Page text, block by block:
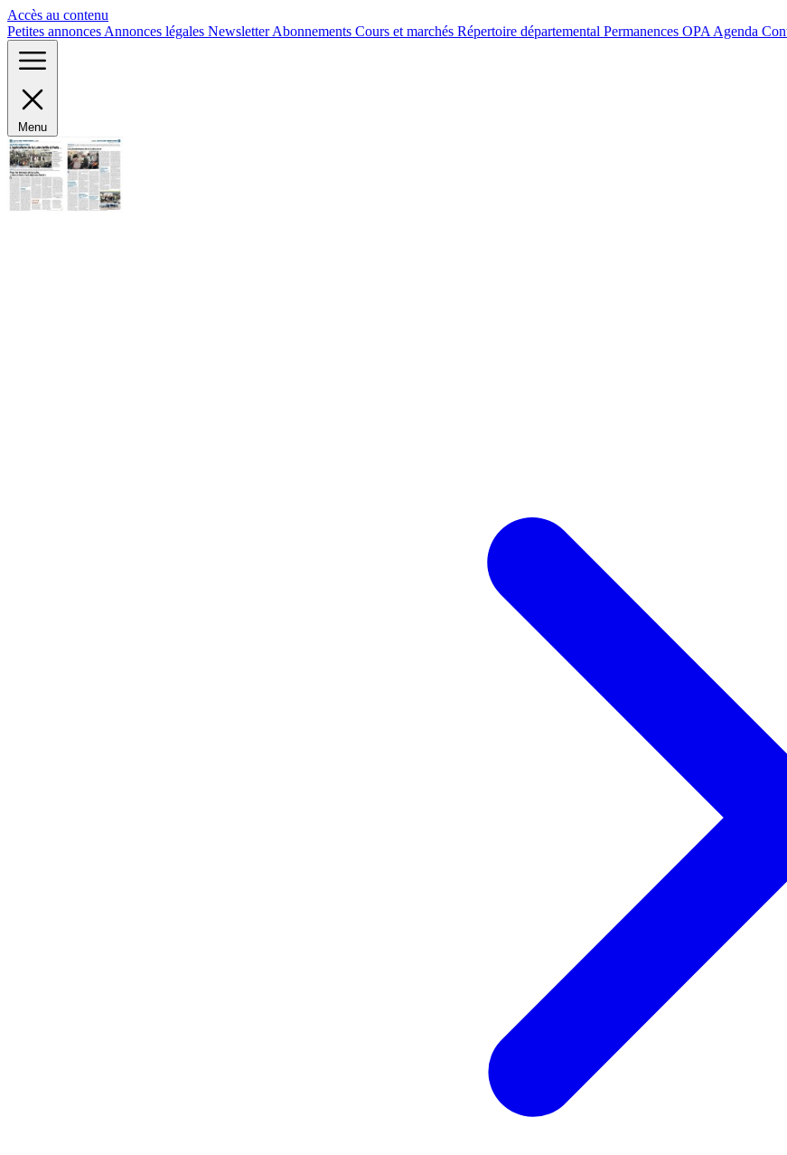
Accès au contenu
Petites annonces Annonces légales NewsletterAbonnements Cours et marchés Répertoire départemental Permanences OPA Agenda
Menu
Panneau de gestion des cookies